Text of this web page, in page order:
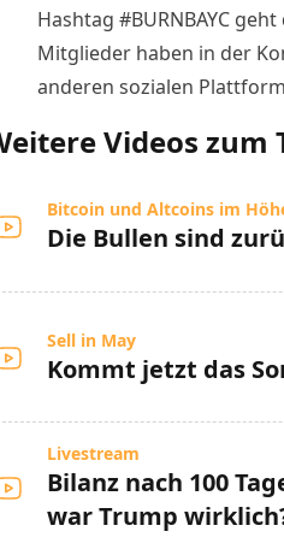
Hashtag #BURNBAYC
Mitglieder haben in der
anderen sozialen
Videos zum
Bitcoin und Altcoins im
Die Bullen sind
Sell in May
Kommt jetzt das
Livestream
Bilanz nach 100
war Trump